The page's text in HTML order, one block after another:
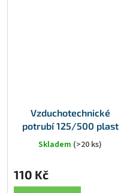
Vzduchotechnické
potrubí 125/500 plast
Skladem (>20 ks)
110 Kč